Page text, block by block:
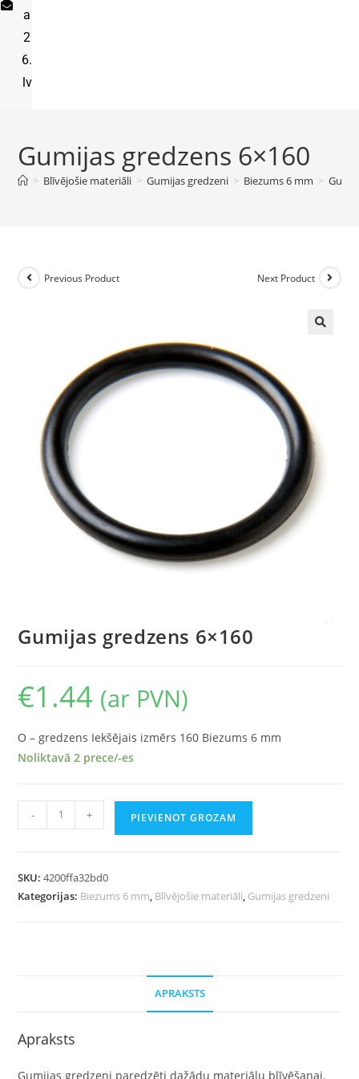
a
2
6.
lv
Gumijas gredzens 6×160
> Blīvējošie materiāli > Gumijas gredzeni > Biezums 6 mm >
Previous Product Next Product
Gumijas gredzens 6×160
€1.44 (ar PVN)
O – gredzens Iekšējais izmērs 160 Biezums 6 mm
Noliktavā 2 prece/-es
- + PIEVIENOT GROZAM
SKU:4200ffa32bd0
Kategorijas: Biezums 6 mm, Blīvējošie materiāli, Gumijas gredzeni
APRAKSTS
Apraksts
Gumijas gredzeni paredzēti dažādu materiālu blīvēšanai.